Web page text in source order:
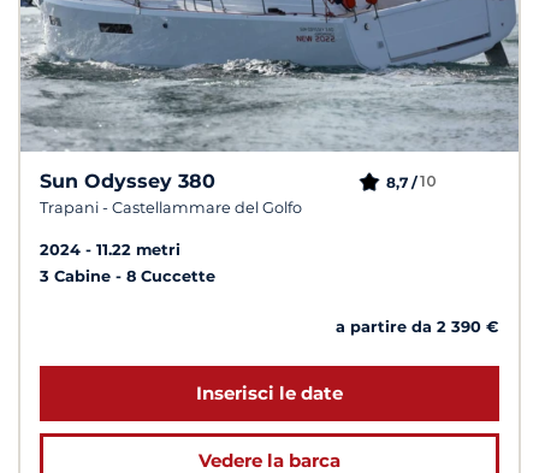
Sun Odyssey 380
Trapani - Castellammare del Golfo
8,7 /10
2024
11.22 metri
3 Cabine
8 Cuccette
a partire da 2 390 €
Inserisci le date
Vedere la barca